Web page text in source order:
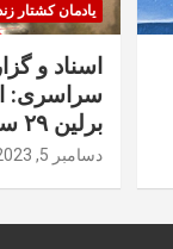
یادمان کشتار
اسناد و
سراسری:
برلین ۲۹ سپتامبر ۲۰۲۳
دسامبر 5, 2023